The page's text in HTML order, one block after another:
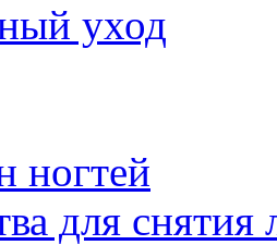
уход
ногтей
для снятия